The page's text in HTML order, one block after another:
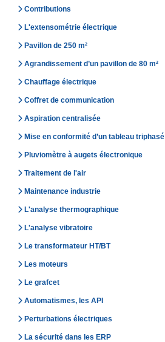
Contributions
L'extensométrie électrique
Pavillon de 250 m²
Agrandissement d’un pavillon de 80 m²
Chauffage électrique
Coffret de communication
Aspiration centralisée
Mise en conformité d’un tableau triphasé
Pluviomètre à augets électronique
Traitement de l'air
Maintenance industrie
L'analyse thermographique
L'analyse vibratoire
Le transformateur HT/BT
Les moteurs
Le grafcet
Automatismes, les API
Perturbations électriques
La sécurité dans les ERP